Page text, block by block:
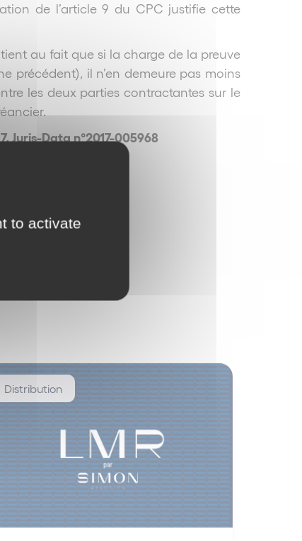
de l’article 9 du CPC justifie cette
au fait que si la charge de la preuve
précédent), il n’en demeure pas moins
les deux parties contractantes sur le
Juris-Data n°2017-005968
Distribution
to activate